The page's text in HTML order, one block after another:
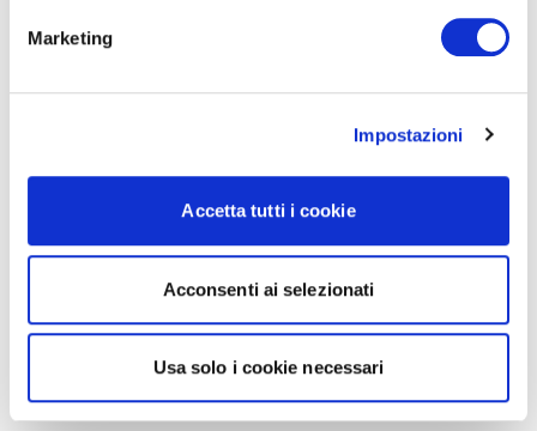
Marketing
Impostazioni
Accetta tutti i cookie
Acconsenti ai selezionati
Usa solo i cookie necessari